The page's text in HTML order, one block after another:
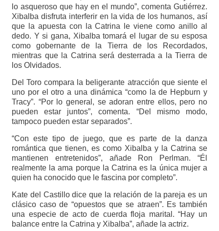
lo asqueroso que hay en el mundo”, comenta Gutiérrez.
Xibalba disfruta interferir en la vida de los humanos, así
que la apuesta con la Catrina le viene como anillo al
dedo. Y si gana, Xibalba tomará el lugar de su esposa
como gobernante de la Tierra de los Recordados,
mientras que la Catrina será desterrada a la Tierra de
los Olvidados.
Del Toro compara la beligerante atracción que siente el
uno por el otro a una dinámica “como la de Hepburn y
Tracy”. “Por lo general, se adoran entre ellos, pero no
pueden estar juntos”, comenta. “Del mismo modo,
tampoco pueden estar separados”.
“Con este tipo de juego, que es parte de la danza
romántica que tienen, es como Xibalba y la Catrina se
mantienen entretenidos”, añade Ron Perlman. “Él
realmente la ama porque la Catrina es la única mujer a
quien ha conocido que le fascina por completo”.
Kate del Castillo dice que la relación de la pareja es un
clásico caso de “opuestos que se atraen”. Es también
una especie de acto de cuerda floja marital. “Hay un
balance entre la Catrina y Xibalba”, añade la actriz.